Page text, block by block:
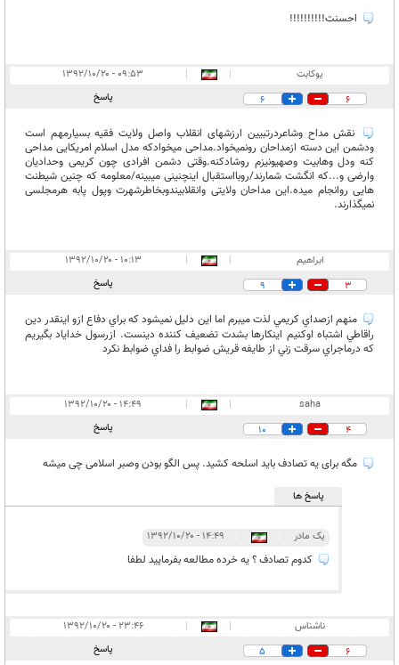
احسنت!!!!!!!!!!
یوکابت |
|
۰۹:۵۳ - ۱۳۹۲/۱۰/۲۰
6
6 پاسخ
نقش مداح وشاعردرتبیین ارزشهای انقلاب واصل ولایت فقیه بسیارمهم است
ودشمن این دسته ازمداحان رونمیخواد.مداحی میخوادکه مدل اسلام امریکایی مداحی
کنه ودل وهابیت وصهیونیزم روشادکنه.وقتی دشمن افرادی چون کریمی وحدادیان
وارضی و...که انگشت شمارند/روبااستقبال اینچنینی میبینه/معلومه که چنین شیطنت
هایی روانجام میده.این مداحان ولایتی وانقلابیندوبخاطرشهرت وپول پابه هرمجلسی
نمیگذارند.
ابراهيم |
|
۱۰:۱۳ - ۱۳۹۲/۱۰/۲۰
3
9 پاسخ
منهم ازصداي كريمي لذت ميبرم اما اين دليل نميشود كه براي دفاع ازو اينقدر دين
راقاطي اشتباه اوكنيم اينكارها بشدت تضعيف كننده دينست. ازرسول خداياد بگيريم
كه درماجراي سرقت زني از طايفه قريش ضوابط را فداي ضوابط نكرد
saha
|
|
۱۴:۴۹ - ۱۳۹۲/۱۰/۲۰
4
10 پاسخ
مگه برای یه تصادف باید اسلحه کشید. پس الگو بودن وصبر اسلامی چی میشه
پاسخ ها
یک مادر ۱۴:۴۹ - ۱۳۹۲/۱۰/۲۰
کدوم تصادف ؟ یه خرده مطالعه بفرمایید لطفا
ناشناس |
|
۲۳:۴۶ - ۱۳۹۲/۱۰/۲۰
6
5 پاسخ